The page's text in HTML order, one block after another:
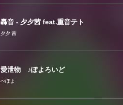
轟音 - 夕夕茜 feat.重音テト
夕夕 茜
愛泄物 ♪ぽよろいど
ぺぽよ